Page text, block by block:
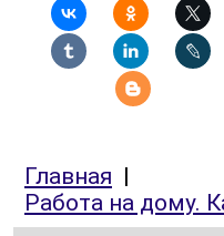
Главная |
Работа на дому.